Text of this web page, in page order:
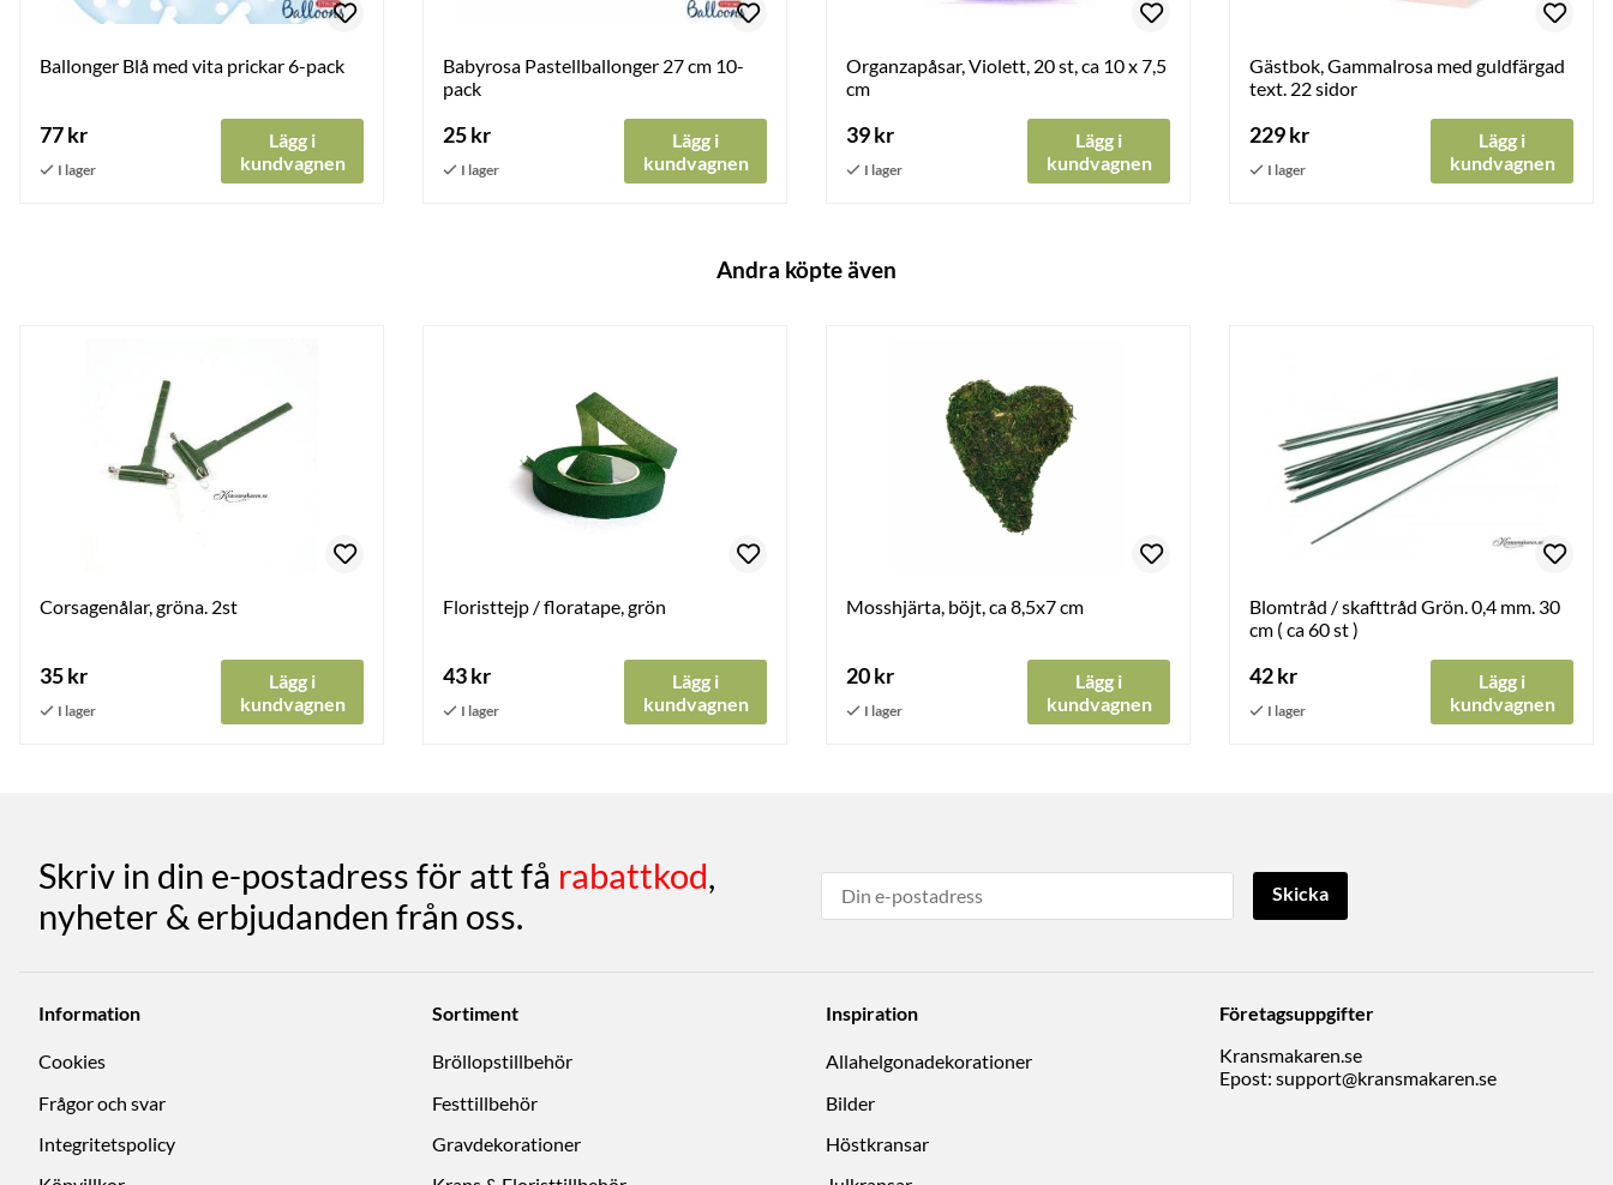
Ballonger Blå med vita prickar 6-pack
77 kr
Lägg i
kundvagnen
Babyrosa Pastellballonger 27 cm 10-
pack
25 kr
Lägg i
kundvagnen
Organzapåsar, Violett, 20 st, ca 10 x 7,5
cm
39 kr
Lägg i
kundvagnen
Gästbok, Gammalrosa med guldfärgad
text. 22 sidor
229 kr
Lägg i
kundvagnen
Andra köpte även
Corsagenålar, gröna. 2st
35 kr
Lägg i
kundvagnen
Floristtejp / floratape, grön
43 kr
Lägg i
kundvagnen
Mosshjärta, böjt, ca 8,5x7 cm
20 kr
Lägg i
kundvagnen
Blomtråd / skafttråd Grön. 0,4 mm. 30
cm ( ca 60 st )
42 kr
Lägg i
kundvagnen
Skriv in din e-postadress för att få rabattkod,
nyheter & erbjudanden från oss.
Skicka
Information
Cookies
Frågor och svar
Integritetspolicy
Sortiment
Bröllopstillbehör
Festtillbehör
Gravdekorationer
Inspiration
Allahelgonadekorationer
Bilder
Höstkransar
Företagsuppgifter
Kransmakaren.se
Epost: support@kransmakaren.se